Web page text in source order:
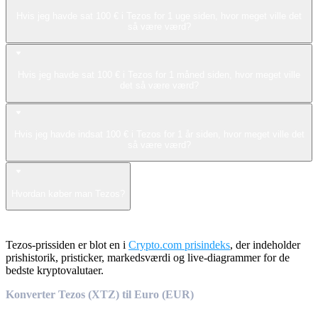
Tezos-prissiden er blot en i Crypto.com prisindeks, der indeholder
prishistorik, pristicker, markedsværdi og live-diagrammer for de
bedste kryptovalutaer.
Konverter Tezos (XTZ) til Euro (EUR)